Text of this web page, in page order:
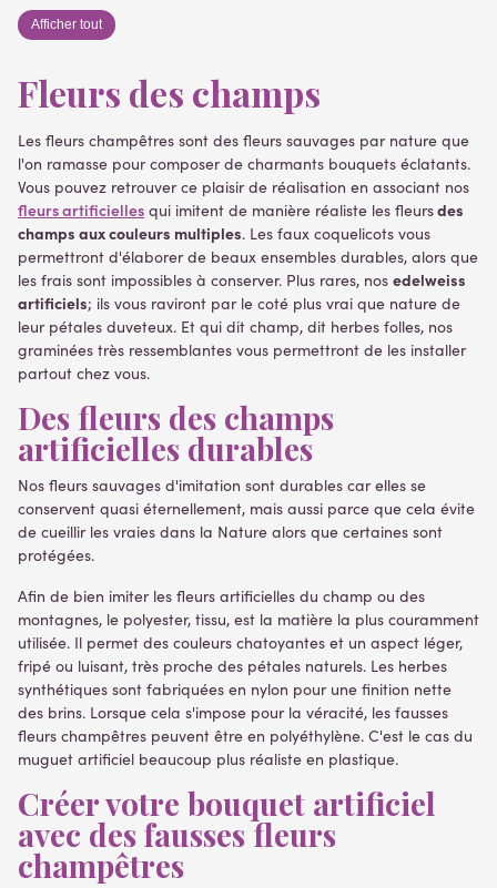
Afficher tout
Fleurs des champs
Les fleurs champêtres sont des fleurs sauvages par nature que
l'on ramasse pour composer de charmants bouquets éclatants.
Vous pouvez retrouver ce plaisir de réalisation en associant nos
fleurs artificielles qui imitent de manière réaliste les fleursdes
champs aux couleurs multiples. Les faux coquelicots vous
permettront d'élaborer de beaux ensembles durables, alors que
les frais sont impossibles à conserver. Plus rares, nos edelweiss
artificiels; ils vous raviront par le coté plus vrai que nature de
leur pétales duveteux. Et qui dit champ, dit herbes folles, nos
graminées très ressemblantes vous permettront de les installer
partout chez vous.
Des fleurs des champs
artificielles durables
Nos fleurs sauvages d'imitation sont durables car elles se
conservent quasi éternellement, mais aussi parce que cela évite
de cueillir les vraies dans la Nature alors que certaines sont
protégées.
Afin de bien imiter les fleurs artificielles du champ ou des
montagnes, le polyester, tissu, est la matière la plus couramment
utilisée. Il permet des couleurs chatoyantes et un aspect léger,
fripé ou luisant, très proche des pétales naturels. Les herbes
synthétiques sont fabriquées en nylon pour une finition nette
des brins. Lorsque cela s'impose pour la véracité, les fausses
fleurs champêtres peuvent être en polyéthylène. C'est le cas du
muguet artificiel beaucoup plus réaliste en plastique.
Créer votre bouquet artificiel
avec des fausses fleurs
champêtres